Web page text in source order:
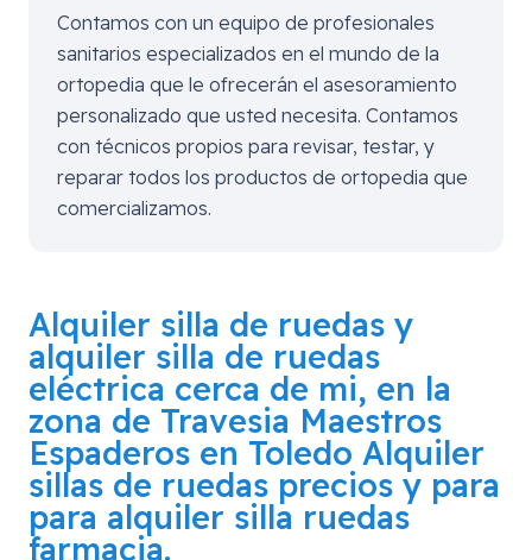
Contamos con un equipo de profesionales
sanitarios especializados en el mundo de la
ortopedia que le ofrecerán el asesoramiento
personalizado que usted necesita. Contamos
con técnicos propios para revisar, testar, y
reparar todos los productos de ortopedia que
comercializamos.
Alquiler silla de ruedas y
alquiler silla de ruedas
eléctrica cerca de mi, en la
zona de Travesia Maestros
Espaderos en Toledo Alquiler
sillas de ruedas precios y para
para alquiler silla ruedas
farmacia.